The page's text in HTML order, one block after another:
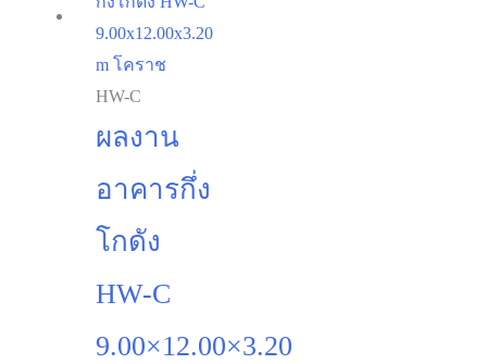
HW-C
ผลงาน
อาคารกึ่ง
โกดัง
HW-C
9.00×12.00×3.20